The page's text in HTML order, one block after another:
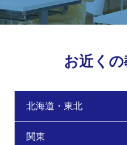
お近く
北海道・東北
関東